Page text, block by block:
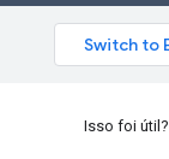
Isso foi útil?